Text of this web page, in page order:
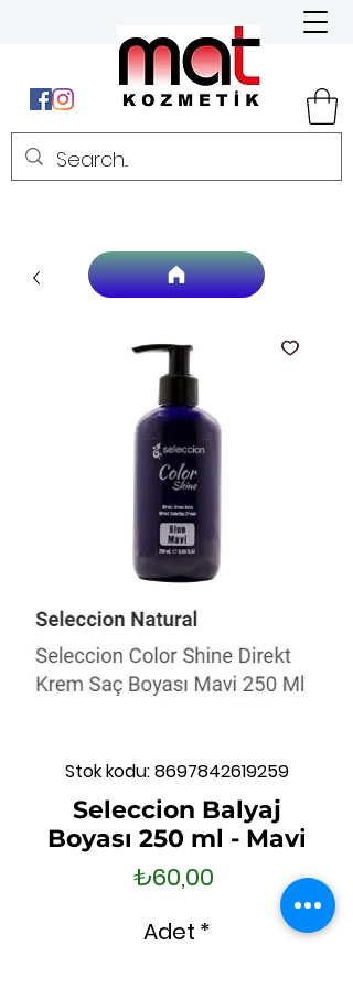
Stok kodu: 8697842619259
Seleccion Balyaj
Boyası 250 ml - Mavi
₺60,00
Adet *